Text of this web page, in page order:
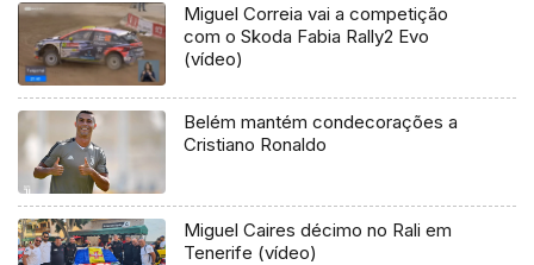
Miguel Correia vai a competição
com o Skoda Fabia Rally2 Evo
(vídeo)
Belém mantém condecorações a
Cristiano Ronaldo
Miguel Caires décimo no Rali em
Tenerife (vídeo)